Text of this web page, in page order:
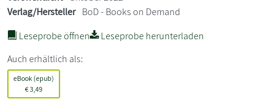
Verlag/Hersteller BoD - Books on Demand
Leseprobe öffnen
Leseprobe herunterladen
Auch erhältlich als:
eBook (epub)
€3,49